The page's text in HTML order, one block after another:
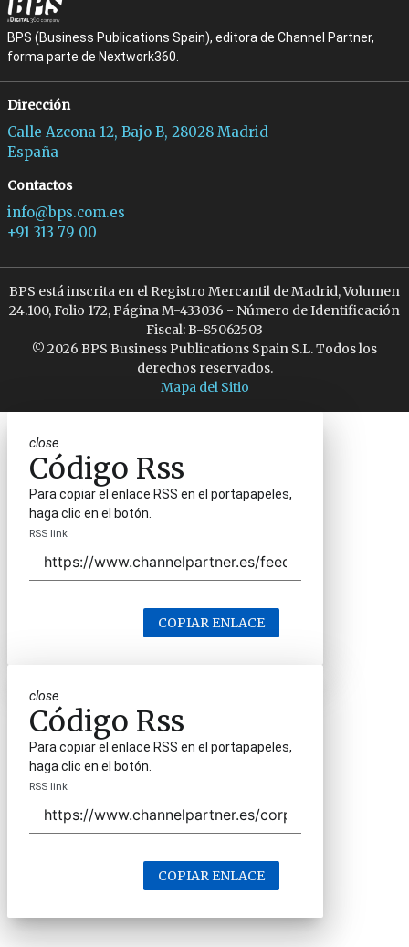
BPS (Business Publications Spain), editora de Channel Partner,
forma parte de Nextwork360.
Dirección
Calle Azcona 12, Bajo B, 28028 Madrid
España
Contactos
info@bps.com.es
+91 313 79 00
BPS está inscrita en el Registro Mercantil de Madrid, Volumen
24.100, Folio 172, Página M-433036 - Número de Identificación
Fiscal: B-85062503
© 2026 BPS Business Publications Spain S.L. Todos los
derechos reservados.
Mapa del Sitio
close
Código Rss
Para copiar el enlace RSS en el portapapeles,
haga clic en el botón.
RSS link
COPIAR ENLACE
close
Código Rss
Para copiar el enlace RSS en el portapapeles,
haga clic en el botón.
RSS link
COPIAR ENLACE